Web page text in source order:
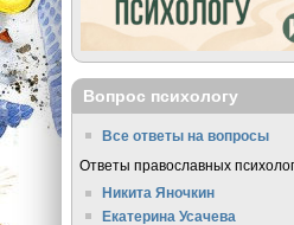
Вопрос психологу
Все ответы на вопросы
Ответы православных
Никита Яночкин
Екатерина Усачева